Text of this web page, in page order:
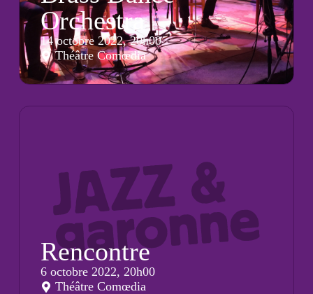
Orchestra
14 octobre 2022, 20h00
Théâtre Comœdia
Rencontre
6 octobre 2022, 20h00
Théâtre Comœdia